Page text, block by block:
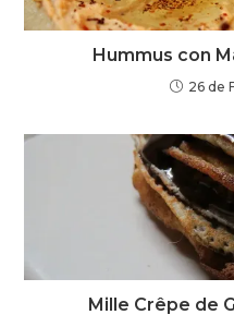
Hummus con
26 de
Mille Crêpe de